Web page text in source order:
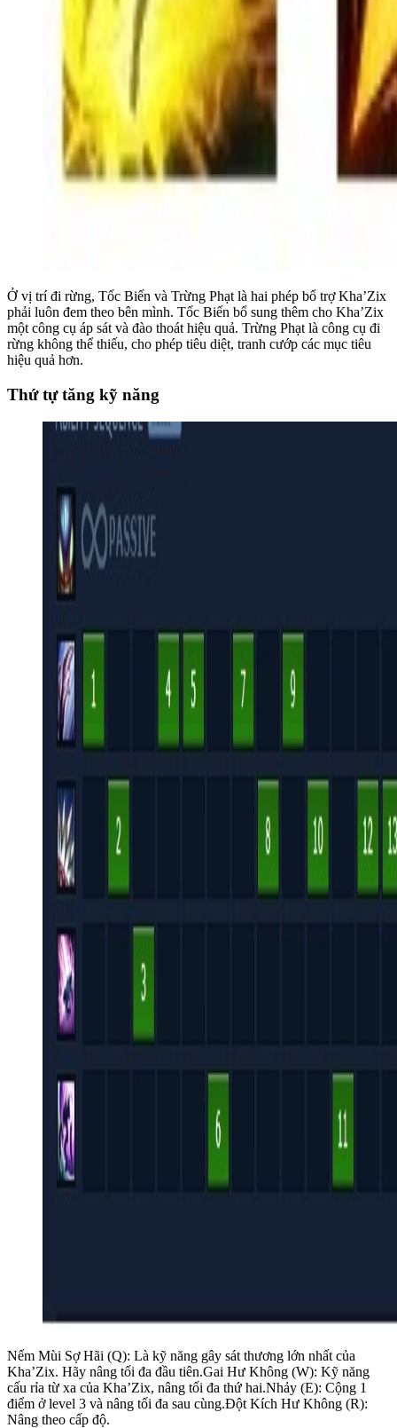
Ở vị trí đi rừng, Tốc Biến và Trừng Phạt là hai phép bổ trợ Kha’Zix
phải luôn đem theo bên mình. Tốc Biến bổ sung thêm cho Kha’Zix
một công cụ áp sát và đào thoát hiệu quả. Trừng Phạt là công cụ đi
rừng không thể thiếu, cho phép tiêu diệt, tranh cướp các mục tiêu
hiệu quả hơn.
Thứ tự tăng kỹ năng
Nếm Mùi Sợ Hãi (Q): Là kỹ năng gây sát thương lớn nhất của
Kha’Zix. Hãy nâng tối đa đầu tiên.Gai Hư Không (W): Kỹ năng
cấu rỉa từ xa của Kha’Zix, nâng tối đa thứ hai.Nhảy (E): Cộng 1
điểm ở level 3 và nâng tối đa sau cùng.Đột Kích Hư Không (R):
Nâng theo cấp độ.